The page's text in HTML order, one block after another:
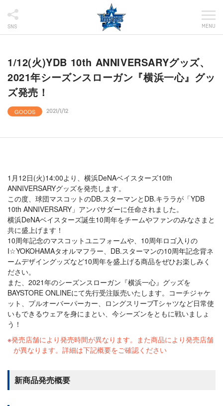
SNS MENU
1/12(火)YDB 10th ANNIVERSARYグッズ、
2021年シーズンスローガン『横浜一心』グッ
ズ発売！
GOODS 2021/1/12
1月12日(火)14:00より、横浜DeNAベイスターズ10th
ANNIVERSARYグッズを発売します。
この度、球団マスコットのDB.スターマンとDB.キララが「YDB
10th ANNIVERSARY」アンバサダーに任命されました。
横浜DeNAベイスターズ誕生10周年をチームやファンのみなさまと
共に盛上げます！
10周年記念のマスコットユニフォームや、10周年ロゴ入りの
I☆YOKOHAMAタオルマフラー、DB.スターマンの10周年記念背ネ
ームデザイングッズなど10周年を盛上げる商品をぜひお楽しみく
ださい。
また、2021年のシーズンスローガン『横浜一心』グッズを
BAYSTORE ONLINEにて先行受注販売いたします。コーチジャケ
ット、プルオーバーパーカー、ロングスリーブTシャツなど日常使
いもできるウェアを身にまとい、今シーズンをともに戦いましょ
う！
発売店舗により発売時間が異なります。また商品により発売店舗
が異なります。詳細は下記概要をご確認ください
新商品発売概要